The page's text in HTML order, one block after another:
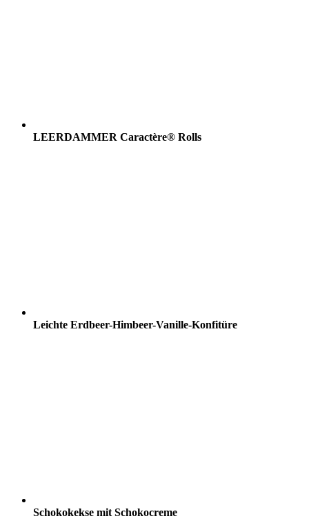
LEERDAMMER Caractère® Rolls
Leichte Erdbeer-Himbeer-Vanille-Konfitüre
Schokokekse mit Schokocreme